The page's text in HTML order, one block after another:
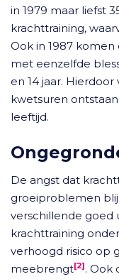
in 1979 maar liefst
krachttraining,
Ook in 1987
met eenzelfde
en 14 jaar.
kwetsuren
leeftijd.
De angst dat
groeiproblemen
verschillende goed
krachttraining
verhoogd risico op
meebrengt[2]. Ook